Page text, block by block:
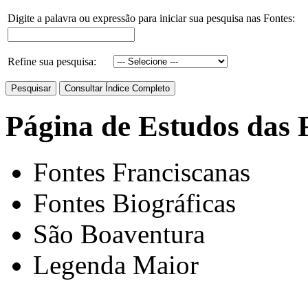
Digite a palavra ou expressão para iniciar sua pesquisa nas Fontes:
Refine sua pesquisa:
Página de Estudos das
Fontes Franciscanas
Fontes Biográficas
São Boaventura
Legenda Maior